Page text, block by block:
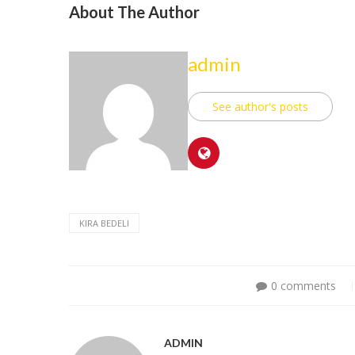
About The Author
admin
See author's posts
KIRA BEDELI
0 comments
ADMIN